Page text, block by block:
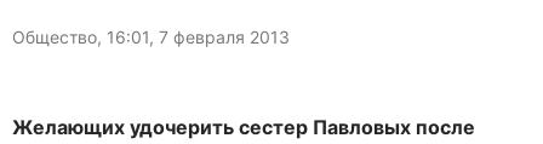
Общество, 16:01, 7 февраля 2013
Желающих удочерить сестер Павловых после